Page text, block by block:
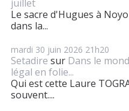
juillet
Le sacre d'Hugues à
dans la...
mardi 30 juin 2026 21h20
Setadire sur Dans le
légal en folie...
Qui est cette Laure
souvent....